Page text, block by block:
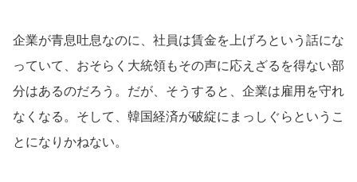
企業が青息吐息なのに、社員は賃金を上げろという話にな
っていて、おそらく大統領もその声に応えざるを得ない部
分はあるのだろう。だが、そうすると、企業は雇用を守れ
なくなる。そして、韓国経済が破綻にまっしぐらというこ
とになりかねない。